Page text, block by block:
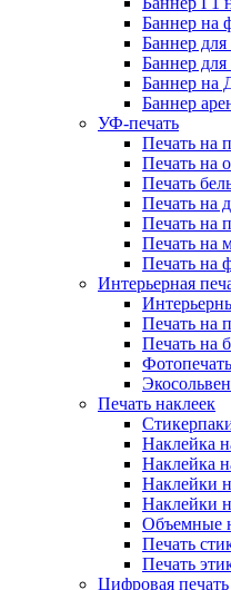
Баннер на
Баннер для
Баннер
Баннер на
Баннер
УФ-печать
Печать на
Печать на
Печать
Печать на
Печать на
Печать на
Печать на
Интерьерная
Печать на
Печать на
Фотопечать
Печать наклеек
Наклейка
Наклейка
Наклейки
Наклейки
Объемные
Печать
Печать
Цифровая печать